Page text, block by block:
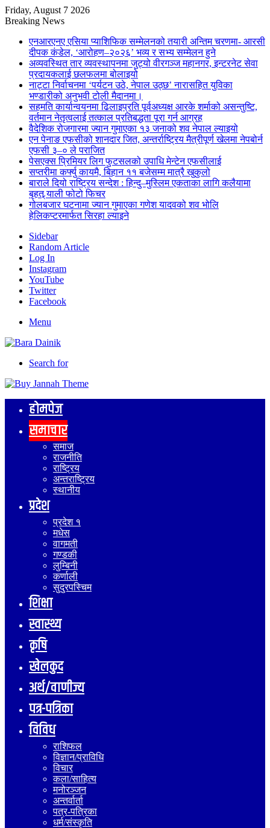
Friday, August 7 2026
Breaking News
एनआरएनए एसिया प्याशिफिक सम्मेलनको तयारी अन्तिम चरणमा- आरसी
दीपक कंडेल, ‘आरोहण–२०२६’ भव्य र सभ्य सम्मेलन हुने
अव्यवस्थित तार व्यवस्थापनमा जुट्यो वीरगञ्ज महानगर, इन्टरनेट सेवा
प्रदायकलाई छलफलमा बोलाइयो
नाट्टा निर्वाचनमा ‘पर्यटन उठे, नेपाल उठ्छ’ नारासहित युविका
भण्डारीको अनुभवी टोली मैदानमा।
सहमति कार्यान्वयनमा ढिलाइप्रति पूर्वअध्यक्ष आरके शर्माको असन्तुष्टि,
वर्तमान नेतृत्वलाई तत्काल प्रतिबद्धता पूरा गर्न आग्रह
वैदेशिक रोजगारमा ज्यान गुमाएका १३ जनाको शव नेपाल ल्याइयो
एन पेनाङ एफसीको शानदार जित, अन्तर्राष्ट्रिय मैत्रीपूर्ण खेलमा नेपबोर्न
एफसी ३–० ले पराजित
पेसएक्स प्रिमियर लिग फुटसलको उपाधि मेन्टेन एफसीलाई
सप्तरीमा कर्फ्यु कायमै, बिहान ११ बजेसम्म मात्रै खुकुलो
बाराले दियो राष्ट्रिय सन्देश : हिन्दु–मुस्लिम एकताका लागि कलैयामा
बृहत् र्‍याली फोटो फिचर
गोलबजार घटनामा ज्यान गुमाएका गणेश यादवको शव भोलि
हेलिकप्टरमार्फत सिरहा ल्याइने
Sidebar
Random Article
Log In
Instagram
YouTube
Twitter
Facebook
Menu
Search for
होमपेज
समाचार
समाज
राजनीति
राष्ट्रिय
अन्तराष्ट्रिय
स्थानीय
प्रदेश
प्रदेश १
मधेस
वागमती
गण्डकी
लुम्बिनी
कर्णाली
सुदुरपस्चिम
शिक्षा
स्वास्थ्य
कृषि
खेलकुद
अर्थ/वाणीज्य
पत्र-पत्रिका
विविध
राशिफल
विज्ञान/प्राविधि
विचार
कला/साहित्य
मनोरञ्जन
अन्तर्वार्ता
पत्र-पत्रिका
धर्म/संस्कृति